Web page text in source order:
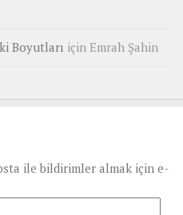
Boyutları için Emrah Şahin
ile bildirimler almak için e-